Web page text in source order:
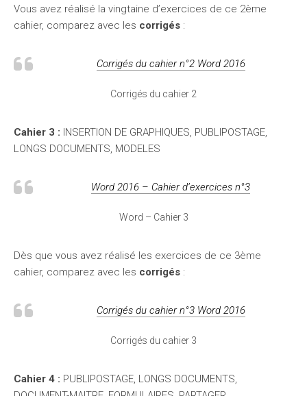
Vous avez réalisé la vingtaine d’exercices de ce 2ème
cahier, comparez avec les corrigés :
Corrigés du cahier n°2 Word 2016
Corrigés du cahier 2
Cahier 3 : INSERTION DE GRAPHIQUES, PUBLIPOSTAGE,
LONGS DOCUMENTS, MODELES
Word 2016 – Cahier d’exercices n°3
Word – Cahier 3
Dès que vous avez réalisé les exercices de ce 3ème
cahier, comparez avec les corrigés :
Corrigés du cahier n°3 Word 2016
Corrigés du cahier 3
Cahier 4 : PUBLIPOSTAGE, LONGS DOCUMENTS,